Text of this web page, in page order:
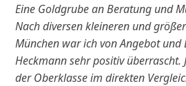
Eine Goldgrube an Beratung und
Nach diversen kleineren und
München war ich von Angebot und
Heckmann sehr positiv überrascht.
der Oberklasse im direkten